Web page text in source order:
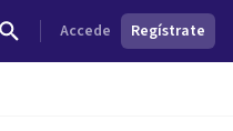
Accede Regístrate